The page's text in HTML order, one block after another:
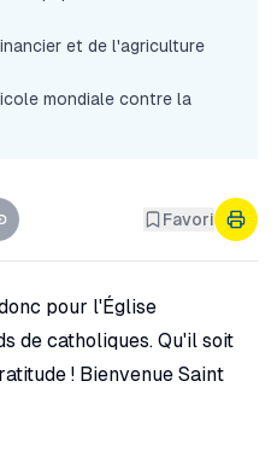
et de l'agriculture
mondiale contre la
Favori
pour l'Église
de catholiques. Qu'il soit
! Bienvenue Saint